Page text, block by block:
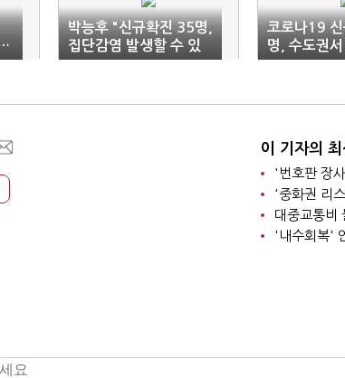
박능후 "신규확진 35명,
집단감염 발생할 수 있
는 긴장 국면"
코로나19
명, 수도권
기 확진(1보)
이 기자의 최
'번호판 장
'중화권 리
대중교통
'내수회복'